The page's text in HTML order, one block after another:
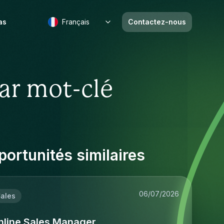
Français Contactez-nous
mot-clé
similaires
06/07/2026